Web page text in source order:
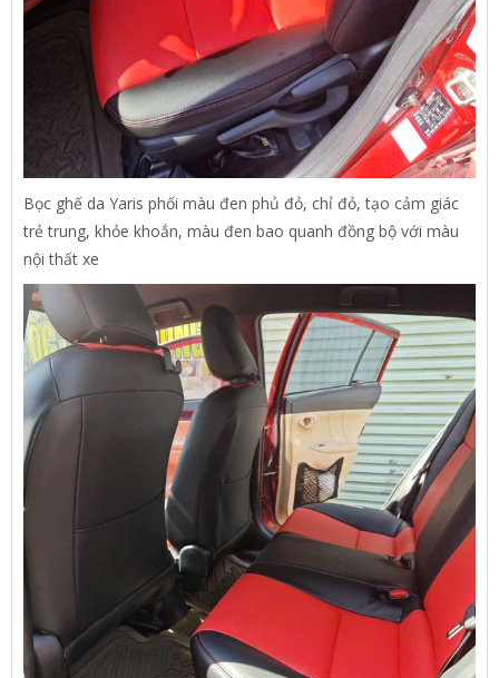
Bọc ghế da Yaris phối màu đen phủ đỏ, chỉ đỏ, tạo cảm giác
trẻ trung, khỏe khoắn, màu đen bao quanh đồng bộ với màu
nội thất xe